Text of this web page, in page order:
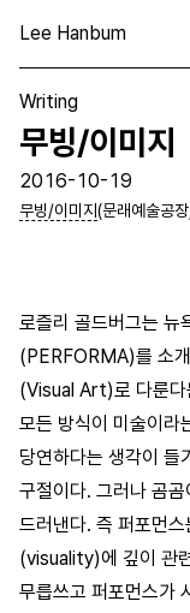
Lee Hanbum
Writing
무빙/이미지
2016-10-19
무빙/이미지(문래예술공
로즐리 골드버그는 뉴
(PERFORMA)를 소
(Visual Art)로 다룬다
모든 방식이 미술이라
당연하다는 생각이 들
구절이다. 그러나 곰
드러낸다. 즉 퍼포먼
(visuality)에 깊이 관
무릅쓰고 퍼포먼스가